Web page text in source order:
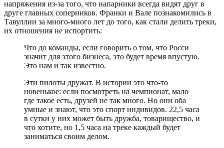
напряжения из-за того, что напарники всегда видят друг в
друге главных соперников. Франки и Вале познакомились в
Тавуллии за много-много лет до того, как стали делить треки,
их отношения не испортить:
Что до команды, если говорить о том, что Росси
значит для этого бизнеса, это будет время впустую.
Это нам и так известно.
Эти пилоты дружат. В истории это что-то
новенькое: если посмотреть на чемпионат, мало
где такое есть, друзей не так много. Но они оба
умные и знают, что это спорт индивидов. 22,5 часа
в сутки у них может быть дружба, товарищество, и
что хотите, но 1,5 часа на треке каждый будет
заниматься своим делом.